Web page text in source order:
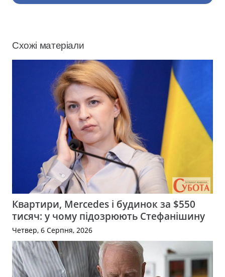
Схожі матеріали
Квартири, Mercedes і будинок за $550
тисяч: у чому підозрюють Стефанішину
Четвер, 6 Серпня, 2026